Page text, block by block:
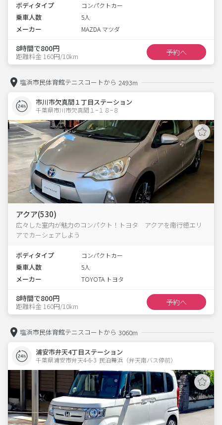
ボディタイプ コンパクトカー
乗車人数 5人
メーカー MAZDA マツダ
8時間で800円
距離料金 160円/10km 予約へ
塩浜市民体育館テニスコートから 2493m
市川市欠真間１丁目ステーション
千葉県市川市欠真間１−１８−８
アクア(530)
広々した室内が魅力のコンパクト！トヨタ アクアを南行徳エリ
アでカーシェアしよう
ボディタイプ コンパクトカー
乗車人数 5人
メーカー TOYOTA トヨタ
8時間で800円
距離料金 160円/10km 予約へ
塩浜市民体育館テニスコートから 3060m
浦安市弁天4丁目ステーション
千葉県浦安市弁天4-6-3  民泊舞浜（弁天南バス停前）